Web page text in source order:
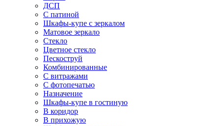
ДСП
С патиной
Шкафы-купе с зеркалом
Матовое зеркало
Стекло
Цветное стекло
Пескоструй
Комбинированные
С витражами
С фотопечатью
Назначение
Шкафы-купе в гостиную
В коридор
В прихожую